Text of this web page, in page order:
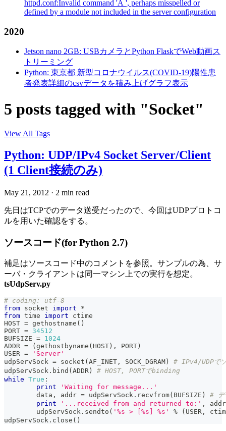
httpd.conf:Invalid command 'Â ', perhaps misspelled or
defined by a module not included in the server configuration
2020
Jetson nano 2GB: USBカメラとPython FlaskでWeb動画ス
トリーミング
Python: 東京都 新型コロナウイルス(COVID-19)陽性患
者発表詳細のcsvデータを積み上げグラフ表示
5 posts tagged with "Socket"
View All Tags
Python: UDP/IPv4 Socket Server/Client
(1 Client接続のみ)
May 21, 2012 · 2 min read
先日はTCPでのデータ送受だったので、今回はUDPプロトコ
ルを用いた確認をする。
ソースコード(for Python 2.7)
補足はソースコード中のコメントを参照。サンプルの為、サ
ーバ・クライアントは同一マシン上での実行を想定。
tsUdpServ.py
# coding: utf-8
from socket import
*
from time import ctime
HOST = gethostname ( )
PORT = 34512
BUFSIZE = 1024
ADDR = ( gethostbyname ( HOST ) , PORT )
USER =
'Server'
udpServSock = socket ( AF_INET , SOCK_DGRAM )
# IPv4/UDPで
udpServSock . bind ( ADDR )
# HOST, PORTでbinding
while True :
print
'Waiting for message...'
	data
, addr = udpServSock . recvfrom( BUFSIZE )
# デ
print
'...received from and returned to:' ,
addr
	udpServSock
. sendto ( '%s > [%s] %s' % ( USER ,
udpServSock . close ( )